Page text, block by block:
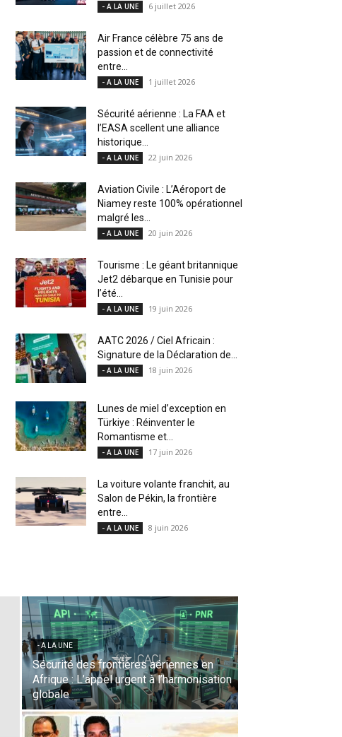
- A LA UNE 6 juillet 2026
Air France célèbre 75 ans de
passion et de connectivité
entre...
- A LA UNE 1 juillet 2026
Sécurité aérienne : La FAA et
l’EASA scellent une alliance
historique...
- A LA UNE 22 juin 2026
Aviation Civile : L’Aéroport de
Niamey reste 100% opérationnel
malgré les...
- A LA UNE 20 juin 2026
Tourisme : Le géant britannique
Jet2 débarque en Tunisie pour
l’été...
- A LA UNE 19 juin 2026
AATC 2026 / Ciel Africain :
Signature de la Déclaration de...
- A LA UNE 18 juin 2026
Lunes de miel d’exception en
Türkiye : Réinventer le
Romantisme et...
- A LA UNE 17 juin 2026
La voiture volante franchit, au
Salon de Pékin, la frontière
entre...
- A LA UNE 8 juin 2026
- A LA UNE
Le Sentido Bellevue Park accueille le « 9-
Hands Dinner », une expérience
gastronomique internationale